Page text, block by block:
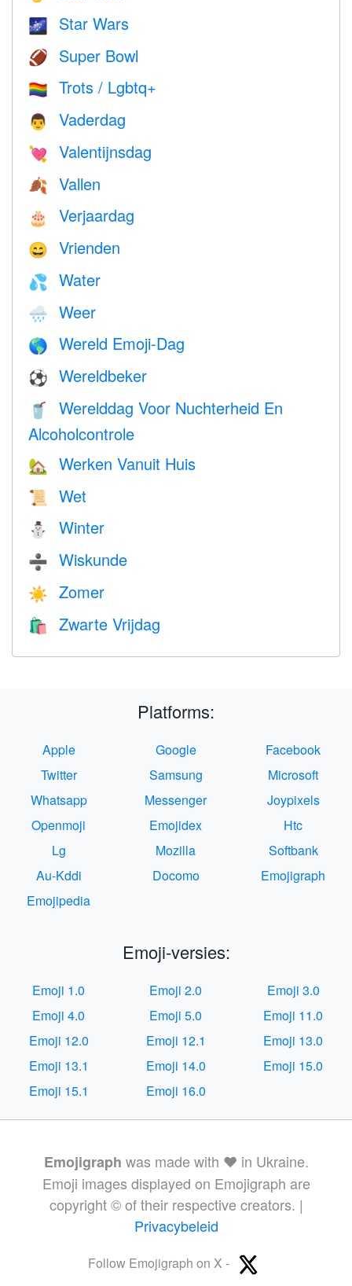
🌌 Star Wars
🏈 Super Bowl
🏳️‍🌈 Trots / Lgbtq+
👨 Vaderdag
💘 Valentijnsdag
🍂 Vallen
🎂 Verjaardag
😄 Vrienden
💦 Water
🌧 Weer
🌎 Wereld Emoji-Dag
⚽ Wereldbeker
🥤
Werelddag Voor Nuchterheid En
Alcoholcontrole
🏡 Werken Vanuit Huis
📜 Wet
⛄ Winter
➗ Wiskunde
☀️ Zomer
🛍 Zwarte Vrijdag
Platforms:
Apple Google
Facebook
Twitter
Samsung
Microsoft
Whatsapp
Messenger
Joypixels
Openmoji
Emojidex
Htc
Lg
Mozilla
Softbank
Au-Kddi
Docomo
Emojigraph
Emojipedia
Emoji-versies:
Emoji 1.0 Emoji 2.0
Emoji 3.0
Emoji 4.0
Emoji 5.0
Emoji 11.0
Emoji 12.0
Emoji 12.1
Emoji 13.0
Emoji 13.1
Emoji 14.0
Emoji 15.0
Emoji 15.1
Emoji 16.0
Emojigraph was made with ❤️ in Ukraine.
Emoji images displayed on Emojigraph are
copyright © of their respective creators. |
Privacybeleid
Follow Emojigraph on X -